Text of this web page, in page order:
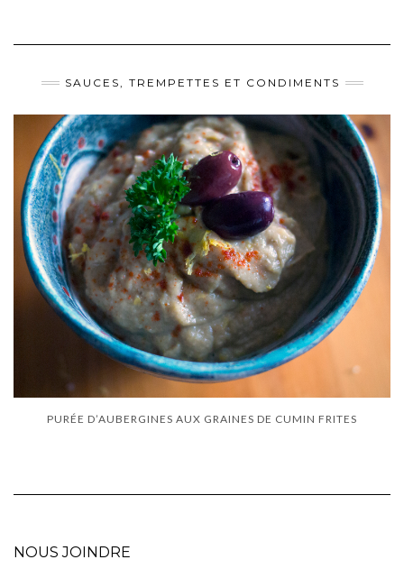
SAUCES, TREMPETTES ET CONDIMENTS
PURÉE D’AUBERGINES AUX GRAINES DE CUMIN FRITES
NOUS JOINDRE